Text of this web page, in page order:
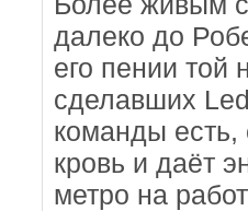
далеко до
его пении той
сделавших
команды есть,
кровь и даёт
метро на